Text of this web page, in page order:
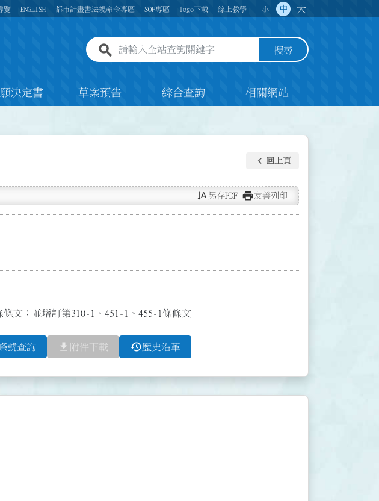
覽 ENGLISH 都市計畫書法規命令專區 SOP專區 logo下載 線上教學 小 中 大
全站查詢關鍵字欄位 搜尋
決定書 草案預告 綜合查詢 相關網站
keyboard_arrow_left 回上頁
text_rotate_vertical 另存PDF print友善列印
條文；並增訂第310-1、451-1、455-1條條文
號查詢 file_download 附件下載 history歷史沿革